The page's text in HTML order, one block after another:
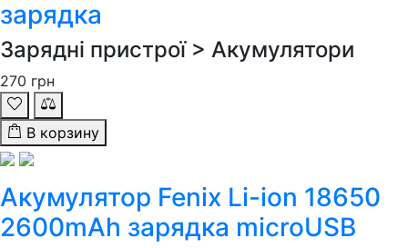
зарядка
Зарядні пристрої > Акумулятори
270 грн
В корзину
Акумулятор Fenix Li-ion 18650
2600mAh зарядка microUSB